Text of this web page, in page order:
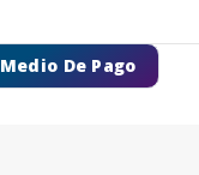
Medio De Pago